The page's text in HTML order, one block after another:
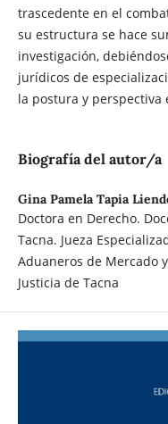
trascedente en el
su estructura se hace
investigación,
jurídicos de
la postura y perspectiva
Biografía del autor/a
Gina Pamela Tapia
Doctora en Derecho.
Tacna. Jueza
Aduaneros de Mercado
Justicia de Tacna